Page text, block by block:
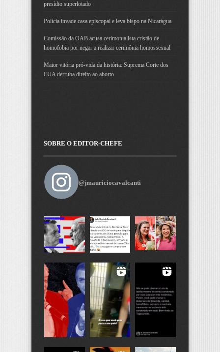
presídio superlotado
Polícia invade casa episcopal e leva bispo na Nicarágua
Comissão da OAB acusa cerimonialista cristão de
homofobia por negar a realizar cerimônia homossexual
Maior vitória pró-vida da história: Suprema Corte dos
EUA derruba direito ao aborto
SOBRE O EDITOR-CHEFE
@jmauriciocavalcanti